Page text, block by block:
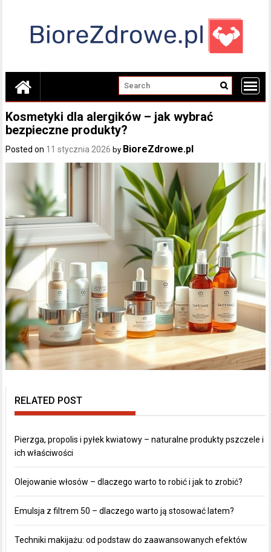
Kosmetyki dla alergików – jak wybrać
bezpieczne produkty?
Posted on 11 stycznia 2026 by BioreZdrowe.pl
RELATED POST
Pierzga, propolis i pyłek kwiatowy – naturalne produkty pszczele i
ich właściwości
Olejowanie włosów – dlaczego warto to robić i jak to zrobić?
Emulsja z filtrem 50 – dlaczego warto ją stosować latem?
Techniki makijażu: od podstaw do zaawansowanych efektów